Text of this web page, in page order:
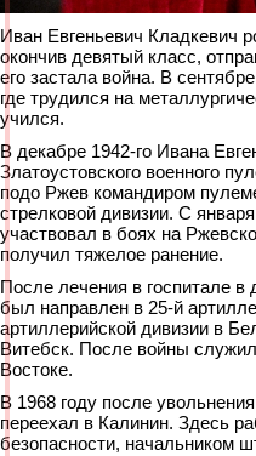
Иван Евгеньевич Кладкевич
окончив девятый класс,
его застала война. В
где трудился на
учился.
В декабре 1942-го Ивана
Златоустовского военного
подо Ржев командиром
стрелковой дивизии. С
участвовал в боях на
получил тяжелое ранение.
После лечения в госпитале в
был направлен в 25-й
артиллерийской дивизии в
Витебск. После войны
Востоке.
В 1968 году после
переехал в Калинин. Здесь
безопасности, начальником